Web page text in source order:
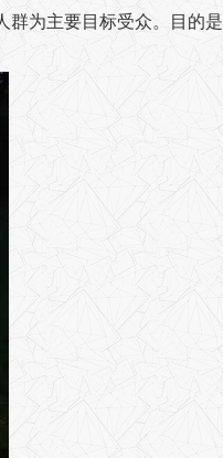
群为主要目标受众。目的是